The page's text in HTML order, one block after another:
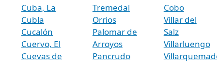
Cuba, La
Cubla
Cucalón
Cuervo, El
Cuevas de
Tremedal
Orrios
Palomar de
Arroyos
Pancrudo
Cobo
Villar del
Salz
Villarluengo